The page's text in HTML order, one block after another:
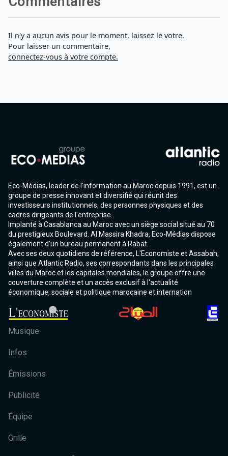
Il n'y a aucun avis pour le moment, laissez le votre.
Pour laisser un commentaire,
connectez-vous à votre compte.
Eco-Médias, leader de l'information au Maroc depuis 1991, est un
groupe de presse innovant et diversifié qui réunit des
investisseurs institutionnels, des personnes physiques et des
cadres dirigeants de l'entreprise.
Implanté à Casablanca au Maroc avec un siège social situé au 70
du prestigieux Boulevard. Al Massira Khadra, Eco-Médias dispose
également d'un bureau permanent à Rabat.
Avec ses deux quotidiens de référence, L'Economiste et Assabah,
ainsi que Atlantic Radio, ses correspondants dans les principales
villes du Maroc et les capitales mondiales, le groupe offre une
couverture complète et un accès exclusif à l'actualité
économique, sociale et politique marocaine et internation
Musique
Infos
Émissions
Publicité
Équipe
Grille